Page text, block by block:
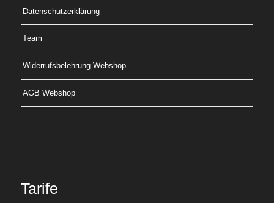
Datenschutzerklärung
Team
Widerrufsbelehrung Webshop
AGB Webshop
Tarife